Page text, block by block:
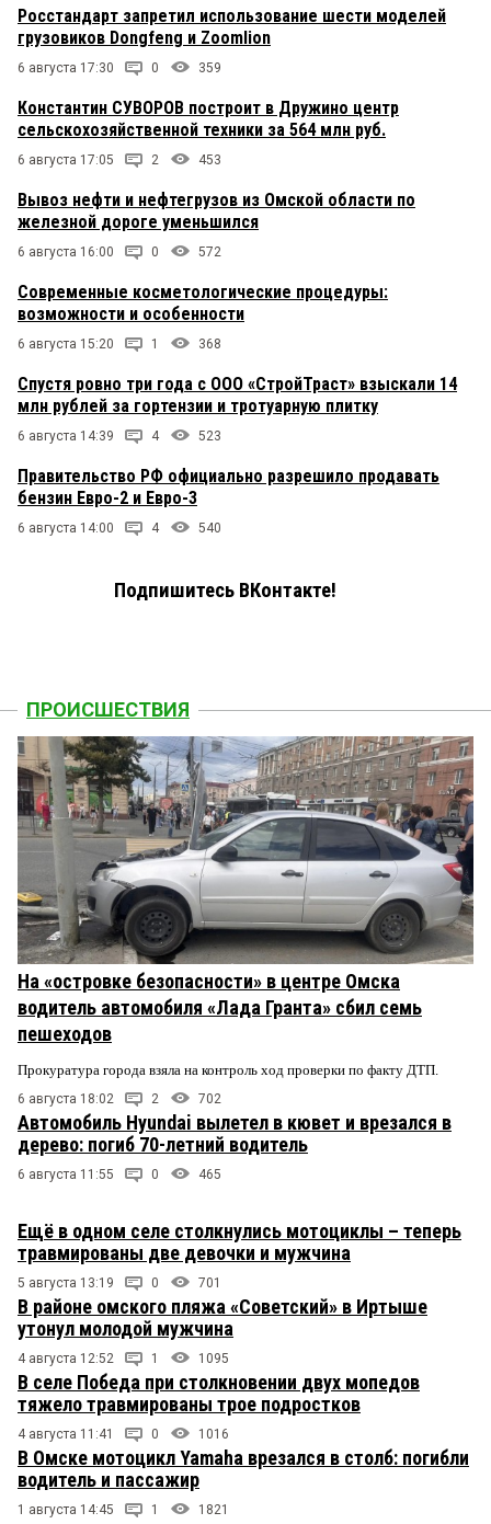
Росстандарт запретил использование шести моделей
грузовиков Dongfeng и Zoomlion
6 августа 17:30 0 359
Константин СУВОРОВ построит в Дружино центр
сельскохозяйственной техники за 564 млн руб.
6 августа 17:05 2 453
Вывоз нефти и нефтегрузов из Омской области по
железной дороге уменьшился
6 августа 16:00 0 572
Современные косметологические процедуры:
возможности и особенности
6 августа 15:20 1 368
Спустя ровно три года с ООО «СтройТраст» взыскали 14
млн рублей за гортензии и тротуарную плитку
6 августа 14:39 4 523
Правительство РФ официально разрешило продавать
бензин Евро-2 и Евро-3
6 августа 14:00 4 540
Подпишитесь ВКонтакте!
ПРОИСШЕСТВИЯ
На «островке безопасности» в центре Омска
водитель автомобиля «Лада Гранта» сбил семь
пешеходов
Прокуратура города взяла на контроль ход проверки по факту ДТП.
6 августа 18:02 2 702
Автомобиль Hyundai вылетел в кювет и врезался в
дерево: погиб 70-летний водитель
6 августа 11:55 0 465
Ещё в одном селе столкнулись мотоциклы – теперь
травмированы две девочки и мужчина
5 августа 13:19 0 701
В районе омского пляжа «Советский» в Иртыше
утонул молодой мужчина
4 августа 12:52 1 1095
В селе Победа при столкновении двух мопедов
тяжело травмированы трое подростков
4 августа 11:41 0 1016
В Омске мотоцикл Yamaha врезался в столб: погибли
водитель и пассажир
1 августа 14:45 1 1821